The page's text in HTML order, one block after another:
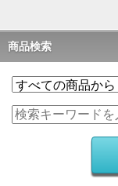
商品検索